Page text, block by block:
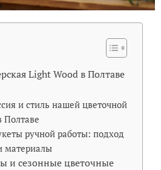
Light Wood в Полтаве
и стиль нашей цветочной
Полтаве
ручной работы: подход
материалы
и сезонные цветочные